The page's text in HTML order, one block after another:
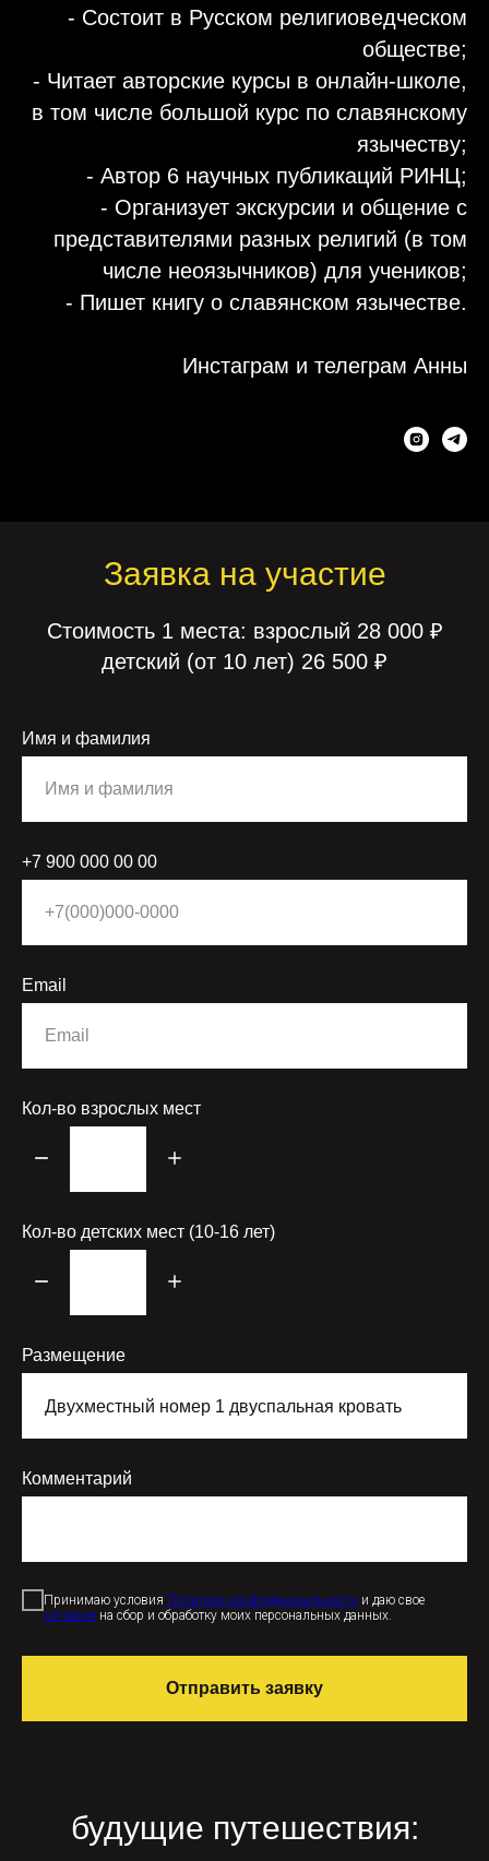
- Состоит в Русском религиоведческом
обществе;
- Читает авторские курсы в онлайн-школе,
в том числе большой курс по славянскому
язычеству;
- Автор 6 научных публикаций РИНЦ;
- Организует экскурсии и общение с
представителями разных религий (в том
числе неоязычников) для учеников;
- Пишет книгу о славянском язычестве.
Инстаграм и телеграм Анны
Заявка на участие
Стоимость 1 места: взрослый 28 000 ₽
детский (от 10 лет) 26 500 ₽
Имя и фамилия
+7 900 000 00 00
Email
Кол-во взрослых мест
Кол-во детских мест (10-16 лет)
Размещение
Комментарий
Принимаю условия Политики конфиденциальности и даю свое
согласие на сбор и обработку моих персональных данных.
Отправить заявку
будущие путешествия: